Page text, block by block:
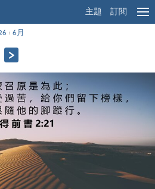
主題 訂閱
›6月